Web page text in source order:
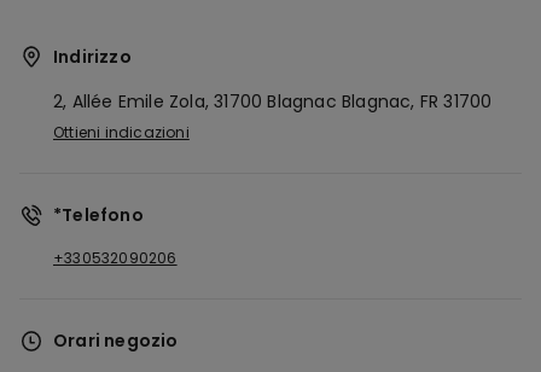
Indirizzo
2, Allée Emile Zola, 31700 Blagnac Blagnac, FR31700
Ottieni indicazioni
*Telefono
+330532090206
Orari negozio